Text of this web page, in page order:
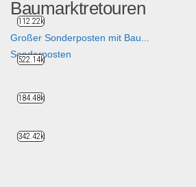
Baumarktretouren
Großer Sonderposten mit Bau...
Sonderposten
112.22k
522.14k
184.48k
342.42k